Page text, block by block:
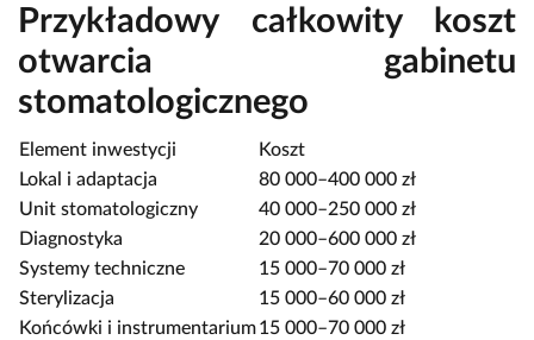
Przykładowy całkowity koszt
otwarcia gabinetu
stomatologicznego
Element inwestycji
Koszt
Lokal i adaptacja
80 000–400 000 zł
Unit stomatologiczny
40 000–250 000 zł
Diagnostyka
20 000–600 000 zł
Systemy techniczne
15 000–70 000 zł
Sterylizacja
15 000–60 000 zł
Końcówki i instrumentarium15 000–70 000 zł